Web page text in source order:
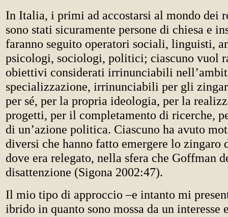
In Italia, i primi ad accostarsi al mondo dei
sono stati sicuramente persone di chiesa e
faranno seguito operatori sociali, linguisti,
psicologi, sociologi, politici; ciascuno vuol
obiettivi considerati irrinunciabili
specializzazione, irrinunciabili per gli
per sé, per la propria ideologia, per la
progetti, per il completamento di ricerche,
di un’azione politica. Ciascuno ha avuto
diversi che hanno fatto emergere lo zingaro
dove era relegato, nella sfera che Goffman
disattenzione (Sigona 2002:47).
Il mio tipo di approccio –e intanto mi
ibrido in quanto sono mossa da un interesse